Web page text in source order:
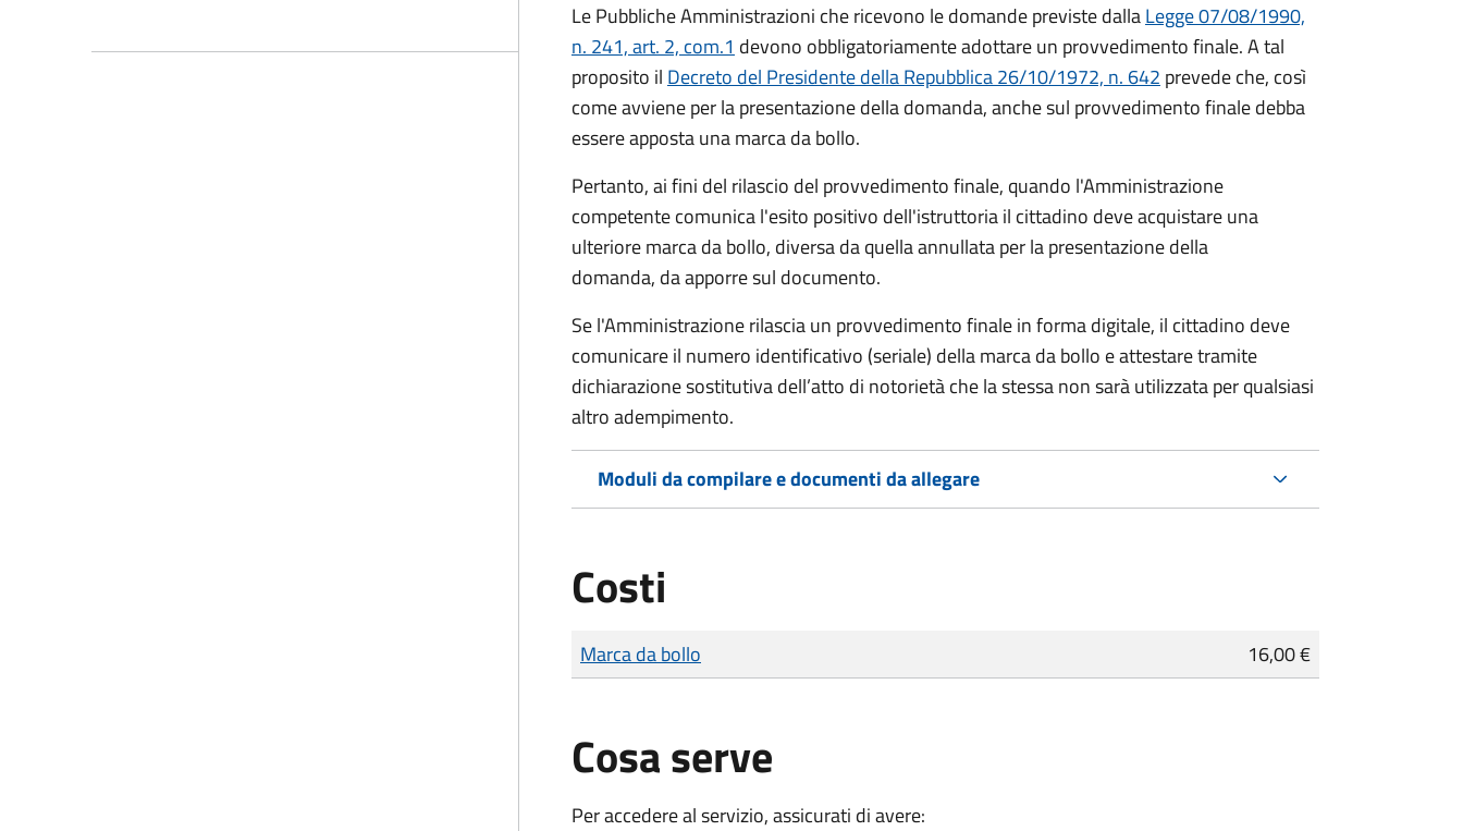
Le Pubbliche Amministrazioni che ricevono le domande previste dallaLegge 07/08/1990,
n. 241, art. 2, com.1 devono obbligatoriamente adottare un provvedimento finale. A tal
proposito il Decreto del Presidente della Repubblica 26/10/1972, n. 642 prevede che, così
come avviene per la presentazione della domanda, anche sul provvedimento finale debba
essere apposta una marca da bollo.
Pertanto, ai fini del rilascio del provvedimento finale, quando l'Amministrazione
competente comunica l'esito positivo dell'istruttoria il cittadino deve acquistare una
ulteriore marca da bollo, diversa da quella annullata per la presentazione della
domanda, da apporre sul documento.
Se l'Amministrazione rilascia un provvedimento finale in forma digitale, il cittadino deve
comunicare il numero identificativo (seriale) della marca da bollo e attestare tramite
dichiarazione sostitutiva dell’atto di notorietà che la stessa non sarà utilizzata per qualsiasi
altro adempimento.
Moduli da compilare e documenti da allegare
Costi
Tipo di pagamento
Importo
Marca da bollo 16,00 €
Cosa serve
Per accedere al servizio, assicurati di avere: